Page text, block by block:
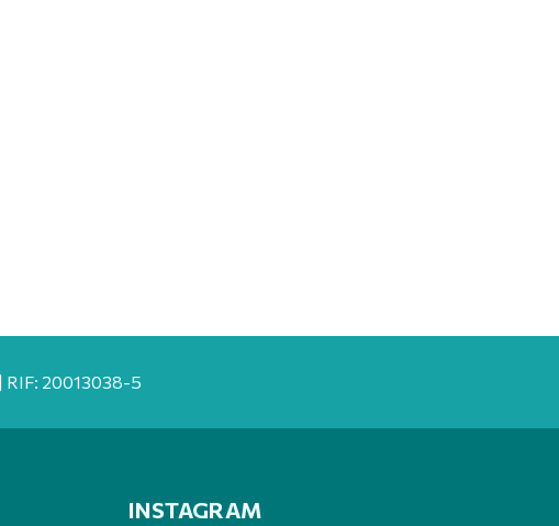
RIF: 20013038-5
INSTAGRAM